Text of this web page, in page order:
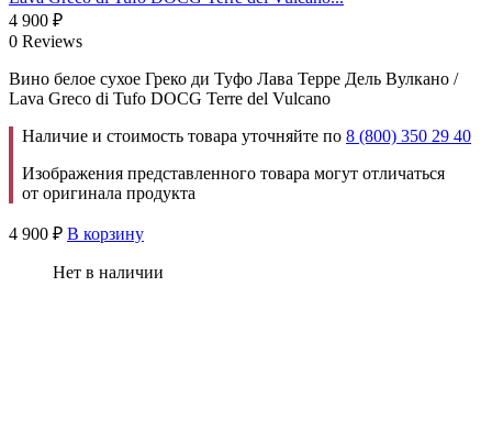
4 900 ₽
0 Reviews
Вино белое сухое Греко ди Туфо Лава Терре Дель Вулкано /
Lava Greco di Tufo DOCG Terre del Vulcano
Наличие и стоимость товара уточняйте по 8 (800) 350 29 40
Изображения представленного товара могут отличаться
от оригинала продукта
4 900 ₽ В корзину
Нет в наличии